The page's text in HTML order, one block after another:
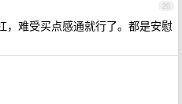
20
，难受买点感通就行了。都是安慰